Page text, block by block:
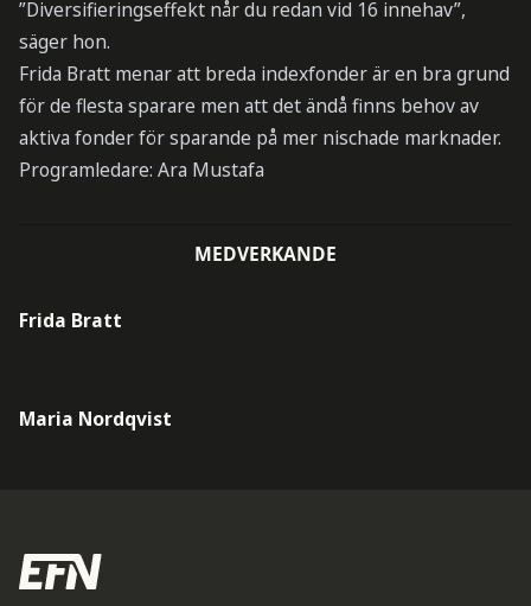
”Diversifieringseffekt når du redan vid 16 innehav”,
säger hon.
Frida Bratt menar att breda indexfonder är en bra grund
för de flesta sparare men att det ändå finns behov av
aktiva fonder för sparande på mer nischade marknader.
Programledare: Ara Mustafa
MEDVERKANDE
Frida Bratt
Maria Nordqvist